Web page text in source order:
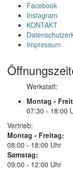
Facebook
Instagram
KONTAKT
Impressum
Werkstatt:
Montag -
07:30 - 18:00
Vertrieb:
Montag - Freitag:
08:00 - 18:00 Uhr
Samstag:
09:00 - 12:00 Uhr